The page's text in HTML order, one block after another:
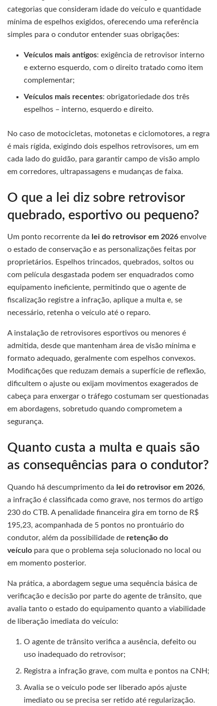
categorias que consideram idade do veículo e quantidade
mínima de espelhos exigidos, oferecendo uma referência
simples para o condutor entender suas obrigações:
Veículos mais antigos: exigência de retrovisor interno
e externo esquerdo, com o direito tratado como item
complementar;
Veículos mais recentes: obrigatoriedade dos três
espelhos – interno, esquerdo e direito.
No caso de motocicletas, motonetas e ciclomotores, a regra
é mais rígida, exigindo dois espelhos retrovisores, um em
cada lado do guidão, para garantir campo de visão amplo
em corredores, ultrapassagens e mudanças de faixa.
O que a lei diz sobre retrovisor
quebrado, esportivo ou pequeno?
Um ponto recorrente da lei do retrovisor em 2026 envolve
o estado de conservação e as personalizações feitas por
proprietários. Espelhos trincados, quebrados, soltos ou
com película desgastada podem ser enquadrados como
equipamento ineficiente, permitindo que o agente de
fiscalização registre a infração, aplique a multa e, se
necessário, retenha o veículo até o reparo.
A instalação de retrovisores esportivos ou menores é
admitida, desde que mantenham área de visão mínima e
formato adequado, geralmente com espelhos convexos.
Modificações que reduzam demais a superfície de reflexão,
dificultem o ajuste ou exijam movimentos exagerados de
cabeça para enxergar o tráfego costumam ser questionadas
em abordagens, sobretudo quando comprometem a
segurança.
Quanto custa a multa e quais são
as consequências para o condutor?
Quando há descumprimento da lei do retrovisor em 2026,
a infração é classificada como grave, nos termos do artigo
230 do CTB. A penalidade financeira gira em torno de R$
195,23, acompanhada de 5 pontos no prontuário do
condutor, além da possibilidade de retenção do
veículo para que o problema seja solucionado no local ou
em momento posterior.
Na prática, a abordagem segue uma sequência básica de
verificação e decisão por parte do agente de trânsito, que
avalia tanto o estado do equipamento quanto a viabilidade
de liberação imediata do veículo:
O agente de trânsito verifica a ausência, defeito ou
uso inadequado do retrovisor;
Registra a infração grave, com multa e pontos na CNH;
Avalia se o veículo pode ser liberado após ajuste
imediato ou se precisa ser retido até regularização.